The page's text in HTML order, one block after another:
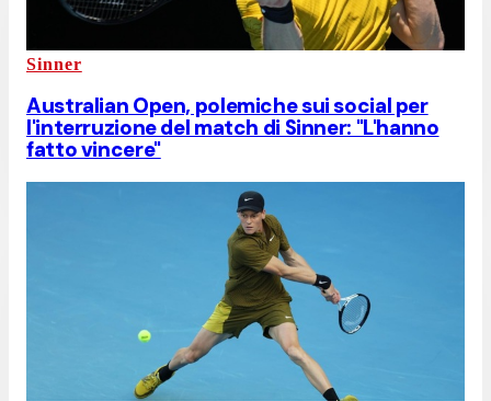
Sinner
Australian Open, polemiche sui social per
l'interruzione del match di Sinner: "L'hanno
fatto vincere"